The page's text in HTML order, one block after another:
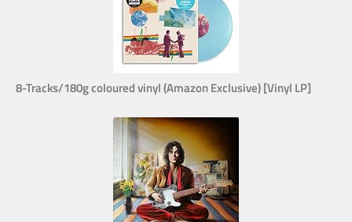
8-Tracks/180g coloured vinyl (Amazon Exclusive) [Vinyl LP]